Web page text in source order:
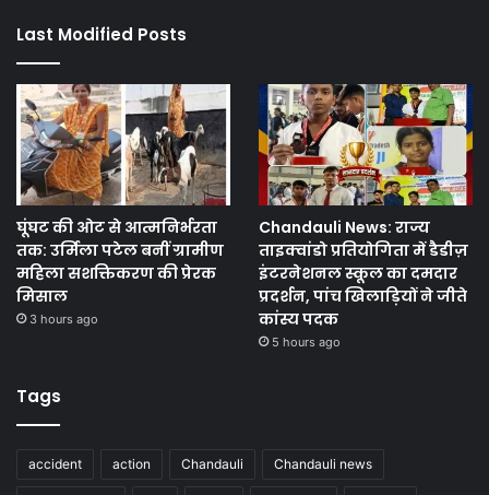
Last Modified Posts
घूंघट की ओट से आत्मनिर्भरता
तक: उर्मिला पटेल बनीं ग्रामीण
महिला सशक्तिकरण की प्रेरक
मिसाल
3 hours ago
Chandauli News: राज्य
ताइक्वांडो प्रतियोगिता में डैडीज़
इंटरनेशनल स्कूल का दमदार
प्रदर्शन, पांच खिलाड़ियों ने जीते
कांस्य पदक
5 hours ago
Tags
accident action Chandauli Chandauli news